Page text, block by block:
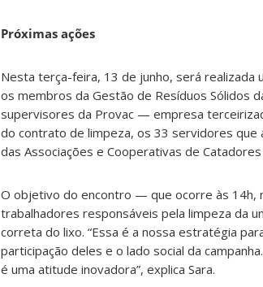
Próximas ações
Nesta terça-feira, 13 de junho, será realizada
os membros da Gestão de Resíduos Sólidos
supervisores da Provac — empresa
do contrato de limpeza, os 33 servidores
das Associações e Cooperativas de
O objetivo do encontro — que ocorre às 14h,
trabalhadores responsáveis pela limpeza da
correta do lixo. “Essa é a nossa estratégia
participação deles e o lado social da campanha.
é uma atitude inovadora”, explica Sara.